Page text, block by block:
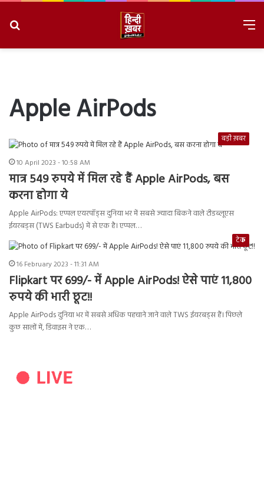
Apple AirPods
बड़ी ख़बर
10 April 2023 - 10:58 AM
मात्र 549 रुपये में मिल रहे हैं Apple AirPods, बस
करना होगा ये
Apple AirPods: एप्पल एयरपॉड्स दुनिया भर में सबसे ज्यादा बिकने वाले टीडब्लूएस
ईयरबड्स (TWS Earbuds) में से एक है। एप्पल…
टेक
16 February 2023 - 11:31 AM
Flipkart पर 699/- में Apple AirPods! ऐसे पाएं 11,800
रुपये की भारी छूट!!
Apple AirPods दुनिया भर में सबसे अधिक पहचाने जाने वाले TWS ईयरबड्स हैं। पिछले
कुछ सालों में, डिवाइस ने एक…